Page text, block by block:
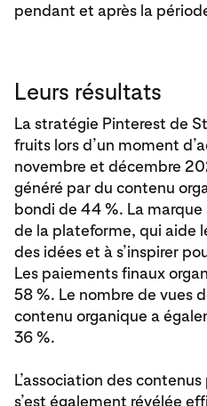
pendant et après la
Leurs résultats
La stratégie Pinterest de
fruits lors d’un moment
novembre et décembre
généré par du contenu
bondi de 44 %. La marque
de la plateforme, qui aide
des idées et à s’inspirer
Les paiements finaux
58 %. Le nombre de vues
contenu organique a
36 %.
L’association des
s’est également révélée